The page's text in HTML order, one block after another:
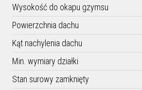
Wysokość do okapu gzymsu
Powierzchnia dachu
Kąt nachylenia dachu
Min. wymiary działki
Stan surowy zamknięty